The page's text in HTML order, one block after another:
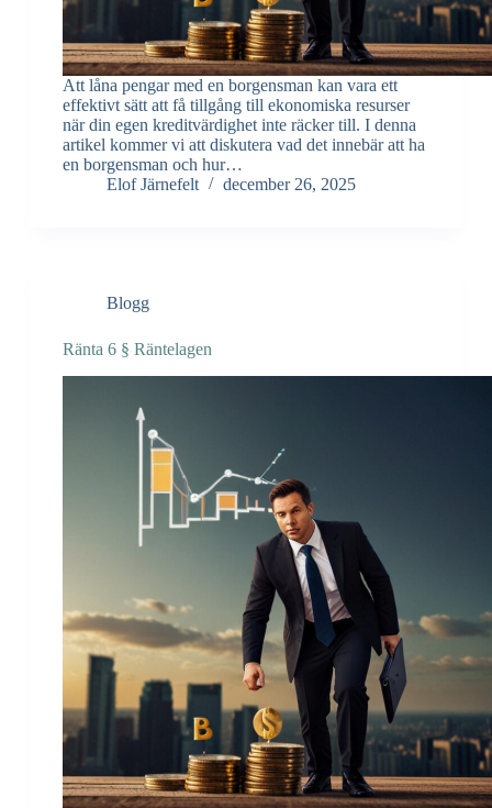
Att låna pengar med en borgensman kan vara ett
effektivt sätt att få tillgång till ekonomiska resurser
när din egen kreditvärdighet inte räcker till. I denna
artikel kommer vi att diskutera vad det innebär att ha
en borgensman och hur…
Elof Järnefelt
december 26, 2025
Blogg
Ränta 6 § Räntelagen